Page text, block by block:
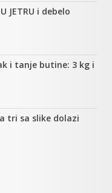
JETRU i debelo
i tanje butine: 3 kg i
tri sa slike dolazi